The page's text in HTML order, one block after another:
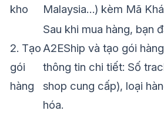
kho
Malaysia…) kèm Mã
2. Tạo
gói
hàng
Sau khi mua hàng, bạn
A2EShip và tạo gói
thông tin chi tiết: Số
shop cung cấp), loại
hóa.